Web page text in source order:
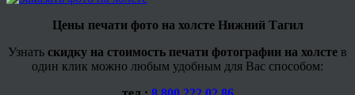
Цены печати фото на холсте Нижний Тагил
Узнать скидку на стоимость печати фотографии на холсте в
один клик можно любым удобным для Вас способом: